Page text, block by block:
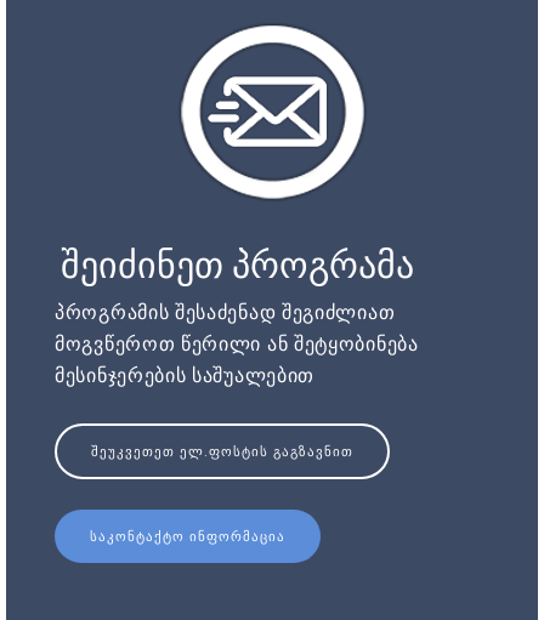
შეიძინეთ პროგრამა
პროგრამის შესაძენად შეგიძლიათ
მოგვწეროთ წერილი ან შეტყობინება
მესინჯერების საშუალებით
ᲨᲔᲣᲙᲕᲔᲗᲔᲗ ᲔᲚ.ᲤᲝᲡᲢᲘᲡ ᲒᲐᲒᲖᲐᲕᲜᲘᲗ
ᲡᲐᲙᲝᲜᲢᲐᲥᲢᲝ ᲘᲜᲤᲝᲠᲛᲐᲪᲘᲐ